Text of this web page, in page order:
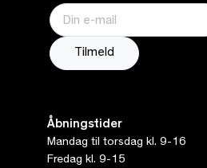
Åbningstider
Mandag til torsdag kl. 9-16
Fredag kl. 9-15